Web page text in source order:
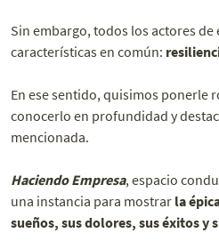
Sin embargo, todos los actores
características en común:
En ese sentido, quisimos ponerle
conocerlo en profundidad y
mencionada.
Haciendo Empresa, espacio
una instancia para mostrar la
sueños, sus dolores, sus éxitos y